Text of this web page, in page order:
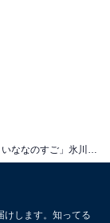
けします。知ってる